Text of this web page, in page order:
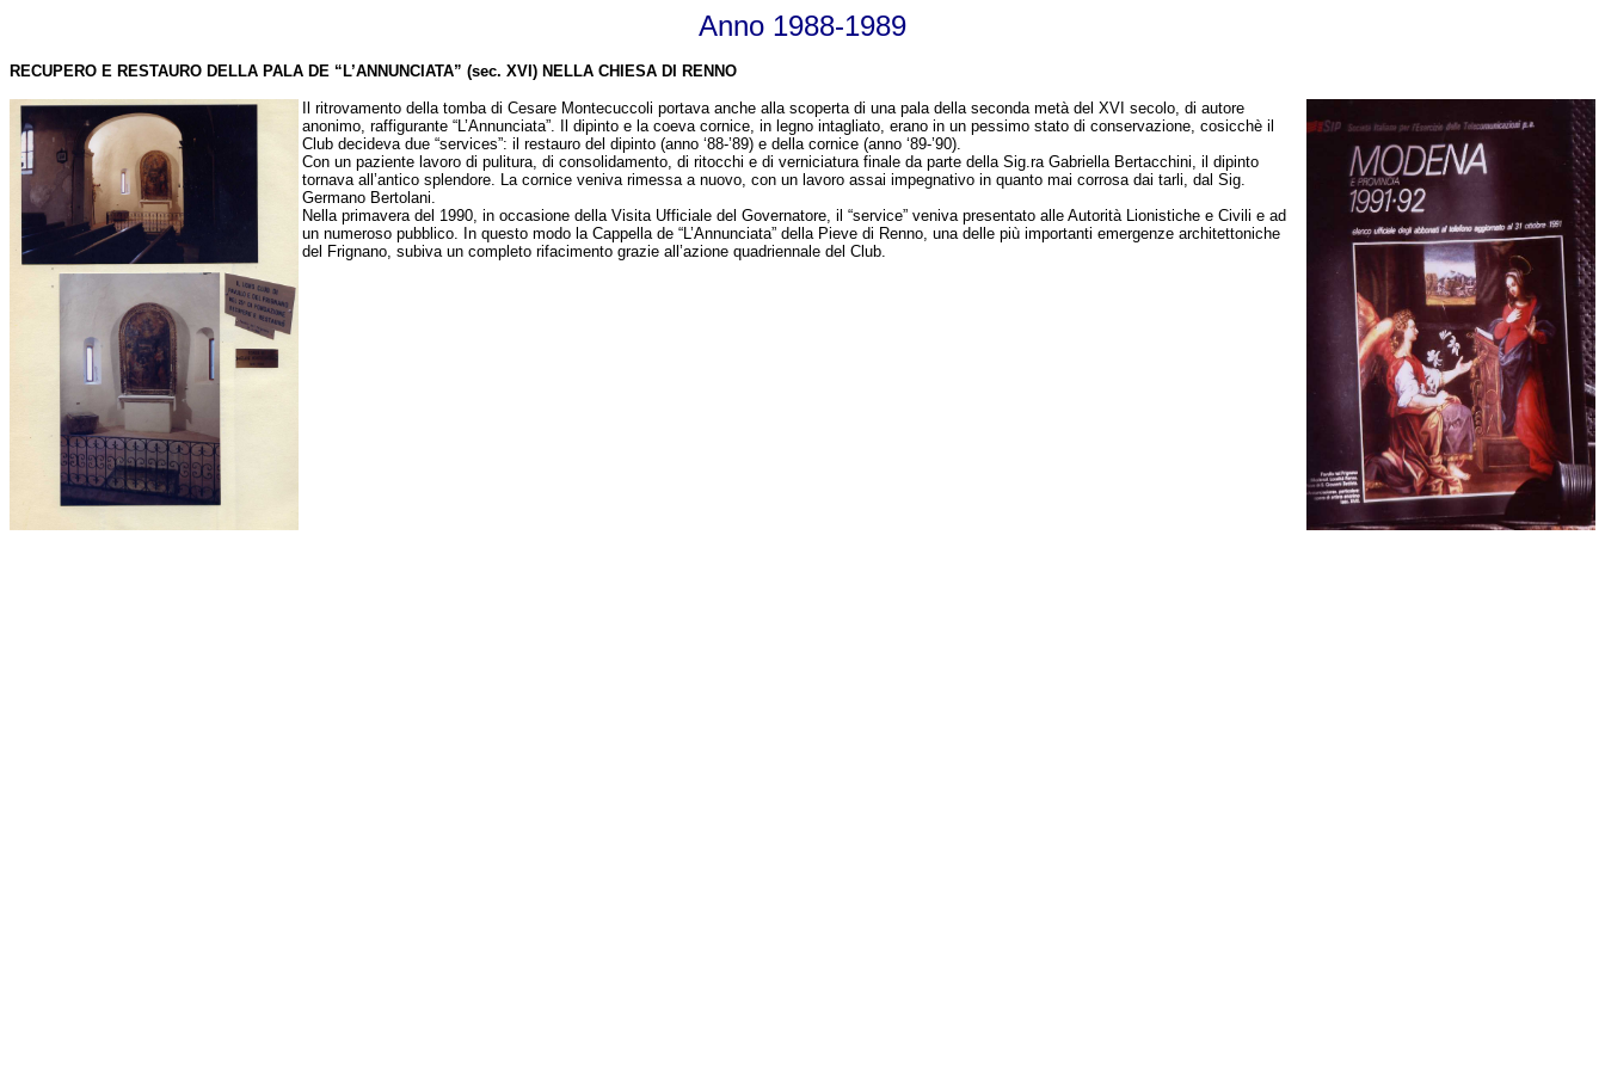
Anno 1988-1989
RECUPERO E RESTAURO DELLA PALA DE “L’ANNUNCIATA” (sec. XVI) NELLA CHIESA DI RENNO
Il ritrovamento della tomba di Cesare Montecuccoli portava anche alla scoperta di una pala della seconda metà del XVI secolo, di autore
anonimo, raffigurante “L’Annunciata”. Il dipinto e la coeva cornice, in legno intagliato, erano in un pessimo stato di conservazione, cosicchè il
Club decideva due “services”: il restauro del dipinto (anno ‘88-’89) e della cornice (anno ‘89-’90).
Con un paziente lavoro di pulitura, di consolidamento, di ritocchi e di verniciatura finale da parte della Sig.ra Gabriella Bertacchini, il dipinto
tornava all’antico splendore. La cornice veniva rimessa a nuovo, con un lavoro assai impegnativo in quanto mai corrosa dai tarli, dal Sig.
Germano Bertolani.
Nella primavera del 1990, in occasione della Visita Ufficiale del Governatore, il “service” veniva presentato alle Autorità Lionistiche e Civili e ad
un numeroso pubblico. In questo modo la Cappella de “L’Annunciata” della Pieve di Renno, una delle più importanti emergenze architettoniche
del Frignano, subiva un completo rifacimento grazie all’azione quadriennale del Club.